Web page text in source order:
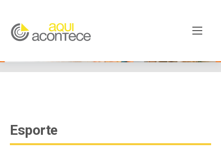
googleb82de9a22cec23e8.html
Esporte